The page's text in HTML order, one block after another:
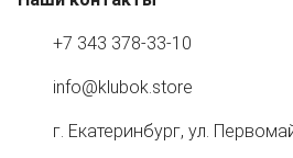
+7 343 378-33-10
info@klubok.store
г. Екатеринбург, ул.